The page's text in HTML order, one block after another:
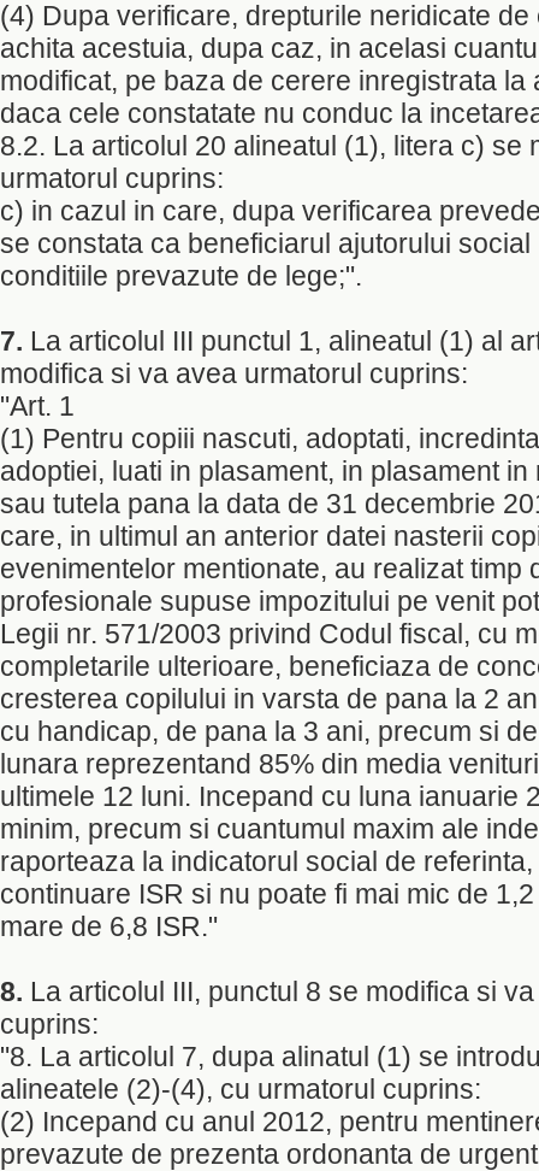
(4) Dupa verificare, drepturile neridicate de
achita acestuia, dupa caz, in acelasi
modificat, pe baza de cerere inregistrata la
daca cele constatate nu conduc la
8.2. La articolul 20 alineatul (1), litera c) se
urmatorul cuprins:
c) in cazul in care, dupa verificarea
se constata ca beneficiarul ajutorului
conditiile prevazute de lege;".
7. La articolul III punctul 1, alineatul (1) al
modifica si va avea urmatorul cuprins:
"Art. 1
(1) Pentru copiii nascuti, adoptati,
adoptiei, luati in plasament, in plasament
sau tutela pana la data de 31 decembrie
care, in ultimul an anterior datei nasterii
evenimentelor mentionate, au realizat timp
profesionale supuse impozitului pe venit
Legii nr. 571/2003 privind Codul fiscal, cu
completarile ulterioare, beneficiaza de
cresterea copilului in varsta de pana la 2
cu handicap, de pana la 3 ani, precum si
lunara reprezentand 85% din media
ultimele 12 luni. Incepand cu luna ianuarie
minim, precum si cuantumul maxim ale
raporteaza la indicatorul social de
continuare ISR si nu poate fi mai mic de
mare de 6,8 ISR."
8. La articolul III, punctul 8 se modifica si
cuprins:
"8. La articolul 7, dupa alinatul (1) se
alineatele (2)-(4), cu urmatorul cuprins:
(2) Incepand cu anul 2012, pentru
prevazute de prezenta ordonanta de